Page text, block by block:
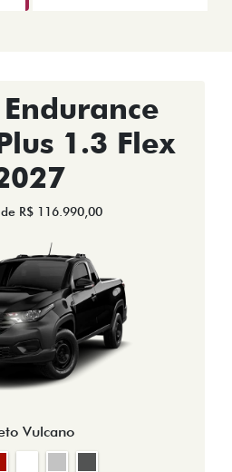
1.3 Flex
R$ 116.990,00
Vulcano